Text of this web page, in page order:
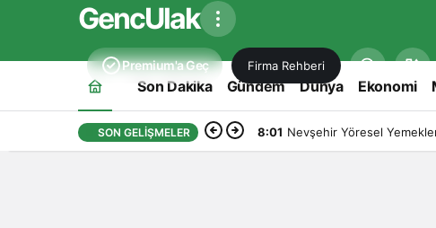
GencUlak
Premium'a Geç Firma Rehberi
Son Dakika Gündem Dünya Ekonomi
SON GELIŞMELER 8:01 Nevşehir Yöresel